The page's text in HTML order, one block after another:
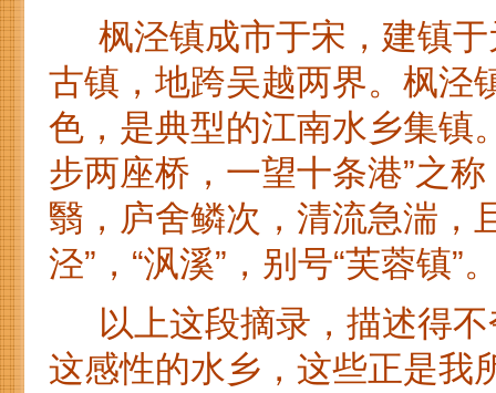
枫泾镇成市于宋，建镇于
古镇，地跨吴越两界。枫泾
色，是典型的江南水乡集镇
步两座桥，一望十条港”之
翳，庐舍鳞次，清流急湍，
泾”，“沨溪”，别号“芙蓉镇”
以上这段摘录，描述得不
这感性的水乡，这些正是我